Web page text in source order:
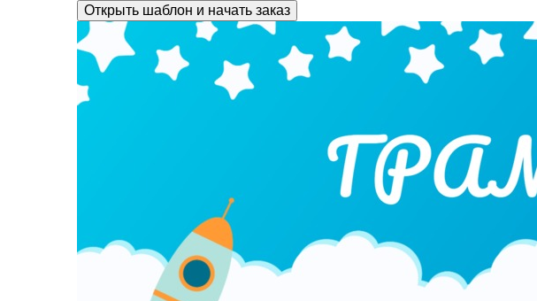
Открыть шаблон и начать заказ